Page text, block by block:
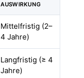
AUSWIRKUNG
Mittelfristig (2–
4 Jahre)
Langfristig (≥ 4
Jahre)